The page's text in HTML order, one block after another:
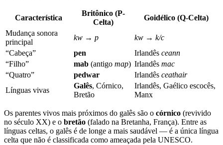
Característica
Britônico (P-
Celta)
Goidélico (Q-Celta)
Mudança sonora
principal
kw → p
kw → k/c
“Cabeça”
pen Irlandês ceann
“Filho”
mab (antigo map) Irlandês mac
“Quatro”
pedwar Irlandês ceathair
Línguas vivas
Galês, Córnico,
Bretão
Irlandês, Gaélico escocês,
Manx
Os parentes vivos mais próximos do galês são o córnico (revivido
no século XX) e o bretão (falado na Bretanha, França). Entre as
línguas celtas, o galês é de longe a mais saudável — é a única língua
celta que não é classificada como ameaçada pela UNESCO.